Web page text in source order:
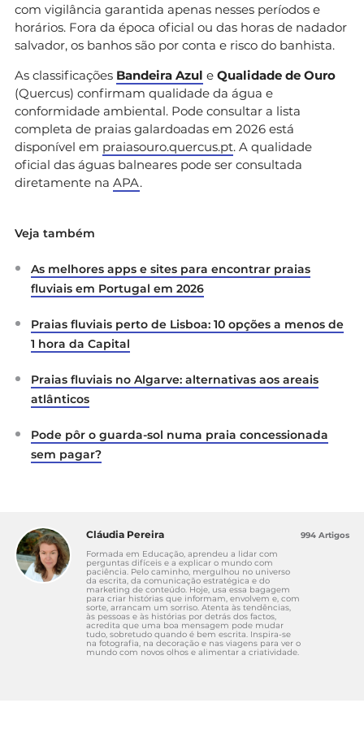
com vigilância garantida apenas nesses períodos e
horários. Fora da época oficial ou das horas de nadador
salvador, os banhos são por conta e risco do banhista.
As classificações Bandeira Azul e Qualidade de Ouro
(Quercus) confirmam qualidade da água e
conformidade ambiental. Pode consultar a lista
completa de praias galardoadas em 2026 está
disponível em praiasouro.quercus.pt. A qualidade
oficial das águas balneares pode ser consultada
diretamente na APA.
Veja também
As melhores apps e sites para encontrar praias
fluviais em Portugal em 2026
Praias fluviais perto de Lisboa: 10 opções a menos de
1 hora da Capital
Praias fluviais no Algarve: alternativas aos areais
atlânticos
Pode pôr o guarda-sol numa praia concessionada
sem pagar?
Cláudia Pereira
Formada em Educação, aprendeu a lidar com
perguntas difíceis e a explicar o mundo com
paciência. Pelo caminho, mergulhou no universo
da escrita, da comunicação estratégica e do
marketing de conteúdo. Hoje, usa essa bagagem
para criar histórias que informam, envolvem e, com
sorte, arrancam um sorriso. Atenta às tendências,
às pessoas e às histórias por detrás dos factos,
acredita que uma boa mensagem pode mudar
tudo, sobretudo quando é bem escrita. Inspira-se
na fotografia, na decoração e nas viagens para ver o
mundo com novos olhos e alimentar a criatividade.
994 Artigos